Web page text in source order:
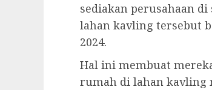
sediakan perusahaan di
lahan kavling tersebut
2024.
Hal ini membuat
rumah di lahan kavling